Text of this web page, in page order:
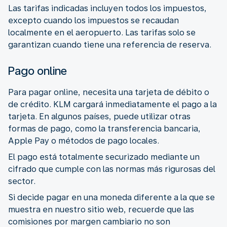
Las tarifas indicadas incluyen todos los impuestos,
excepto cuando los impuestos se recaudan
localmente en el aeropuerto. Las tarifas solo se
garantizan cuando tiene una referencia de reserva.
Pago online
Para pagar online, necesita una tarjeta de débito o
de crédito. KLM cargará inmediatamente el pago a la
tarjeta. En algunos países, puede utilizar otras
formas de pago, como la transferencia bancaria,
Apple Pay o métodos de pago locales.
El pago está totalmente securizado mediante un
cifrado que cumple con las normas más rigurosas del
sector.
Si decide pagar en una moneda diferente a la que se
muestra en nuestro sitio web, recuerde que las
comisiones por margen cambiario no son